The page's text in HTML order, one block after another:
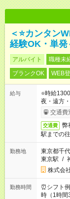
＜⭐カンタン
経験OK・単発
アルバイト 職種未
ブランクOK
WEB
給与
⭐時給
夜・遠方
交通費
交通費
弊
駅までの
勤務地
東京都千
東京駅 /
株式会
勤務時間
⏰シフト例⏰ ＜日勤帯＞ ・9時～17時（1時間休憩
時（1時間